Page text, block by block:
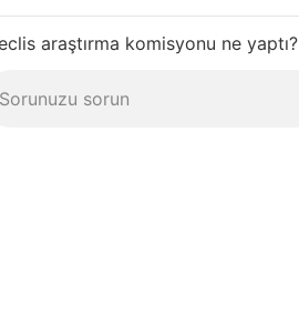
araştırma komisyonu ne yaptı?